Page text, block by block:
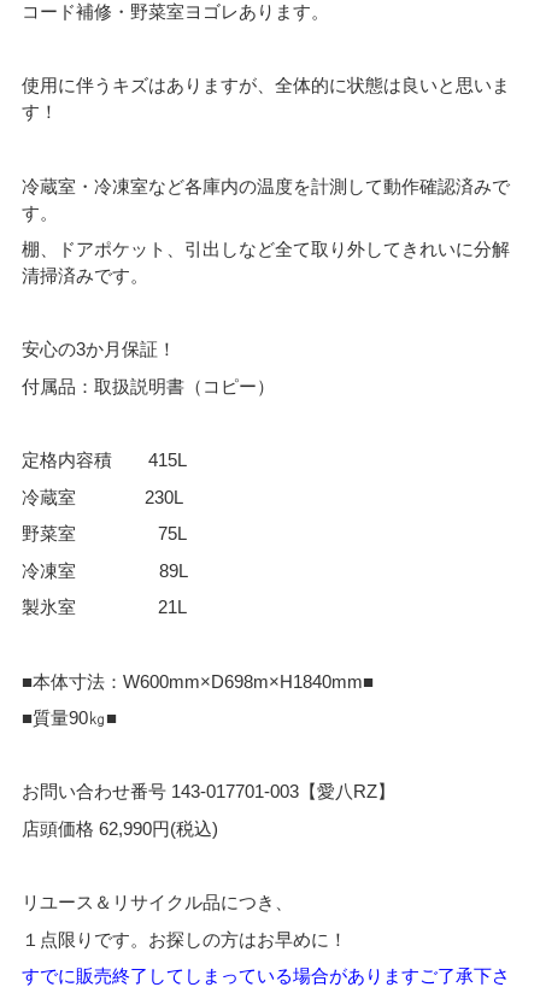
コード補修・野菜室ヨゴレあります。
使用に伴うキズはありますが、全体的に状態は良いと思いま
す！
冷蔵室・冷凍室など各庫内の温度を計測して動作確認済みで
す。
棚、ドアポケット、引出しなど全て取り外してきれいに分解
清掃済みです。
安心の3か月保証！
付属品：取扱説明書（コピー）
定格内容積 415L
冷蔵室 230L
野菜室 75L
冷凍室 89L
製氷室 21L
■本体寸法：W600mm×D698m×H1840mm■
■質量90㎏■
お問い合わせ番号 143-017701-003【愛八RZ】
店頭価格 62,990円(税込)
リユース＆リサイクル品につき、
１点限りです。お探しの方はお早めに！
すでに販売終了してし まっている場合がありますご了承下さ